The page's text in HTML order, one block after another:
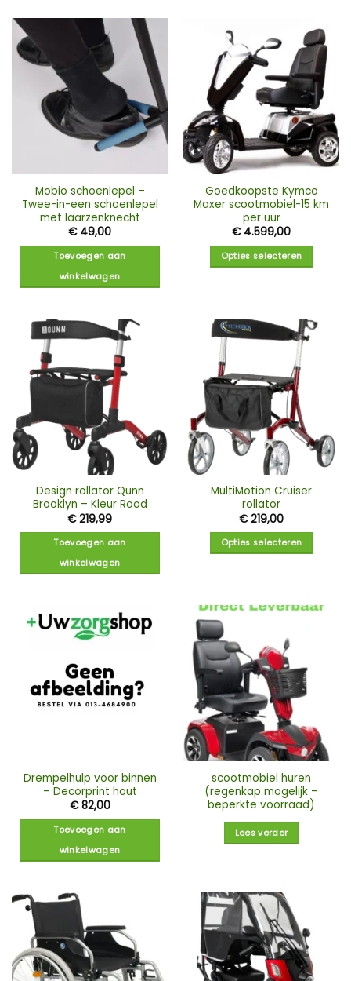
Mobio schoenlepel –
Twee-in-een schoenlepel
met laarzenknecht
€49,00
Toevoegen aan
winkelwagen
Goedkoopste Kymco
Maxer scootmobiel-15 km
per uur
€4.599,00
Opties selecteren
Design rollator Qunn
Brooklyn – Kleur Rood
€219,99
Toevoegen aan
winkelwagen
MultiMotion Cruiser
rollator
€219,00
Opties selecteren
Drempelhulp voor binnen
– Decorprint hout
€82,00
Toevoegen aan
winkelwagen
scootmobiel huren
(regenkap mogelijk –
beperkte voorraad)
Lees verder